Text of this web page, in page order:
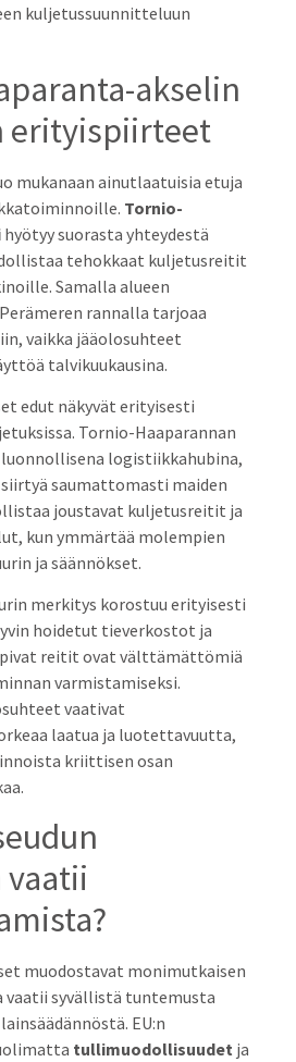
kuljetussuunnitteluun
akselin
erityispiirteet
mukanaan ainutlaatuisia etuja
Tornio-
hyötyy suorasta yhteydestä
tehokkaat kuljetusreitit
Samalla alueen
rannalla tarjoaa
vaikka jääolosuhteet
talvikuukausina.
edut näkyvät erityisesti
Tornio-Haaparannan
logistiikkahubina,
saumattomasti maiden
joustavat kuljetusreitit ja
kun ymmärtää molempien
ja säännökset.
merkitys korostuu erityisesti
hoidetut tieverkostot ja
reitit ovat välttämättömiä
varmistamiseksi.
vaativat
laatua ja luotettavuutta,
kriittisen osan
muodostavat monimutkaisen
vaatii syvällistä tuntemusta
EU:n
tullimuodollisuudet ja